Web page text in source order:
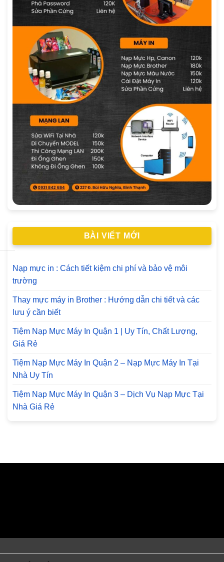
BÀI VIẾT MỚI
Nạp mực in : Cách tiết kiệm chi phí và bảo vệ môi
trường
Thay mực máy in Brother : Hướng dẫn chi tiết và các
lưu ý cần biết
Tiệm Nạp Mực Máy In Quận 1 | Uy Tín, Chất Lượng,
Giá Rẻ
Tiệm Nạp Mực Máy In Quận 2 – Nạp Mực Máy In Tại
Nhà Uy Tín
Tiệm Nạp Mực Máy In Quận 3 – Dịch Vụ Nạp Mực Tại
Nhà Giá Rẻ